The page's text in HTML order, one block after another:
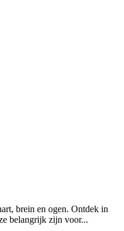
brein en ogen. Ontdek in
belangrijk zijn voor...